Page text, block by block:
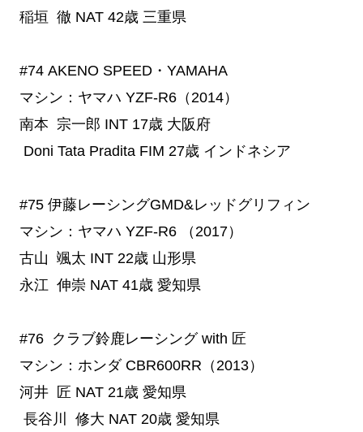
稲垣 徹 NAT 42歳 三重県
#74 AKENO SPEED・YAMAHA
マシン：ヤマハ YZF-R6（2014）
南本 宗一郎 INT 17歳 大阪府
Doni Tata Pradita FIM 27歳 インドネシア
#75 伊藤レーシングGMD&レッドグリフィン
マシン：ヤマハ YZF-R6 （2017）
古山 颯太 INT 22歳 山形県
永江 伸崇 NAT 41歳 愛知県
#76
  クラブ鈴鹿レーシング with 匠
マシン：ホンダ CBR600RR（2013）
河井 匠 NAT 21歳 愛知県
長谷川 修大 NAT 20歳 愛知県